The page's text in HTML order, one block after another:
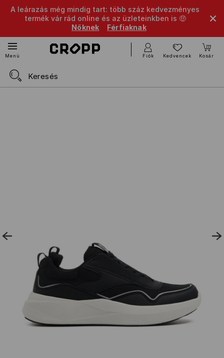
A leárazás még mindig tart: több száz kedvezményes
termék vár rád online és az üzleteinkben is 🤑
Nőknek
Férfiaknak
Menü Fiók Kedvencek Kosár